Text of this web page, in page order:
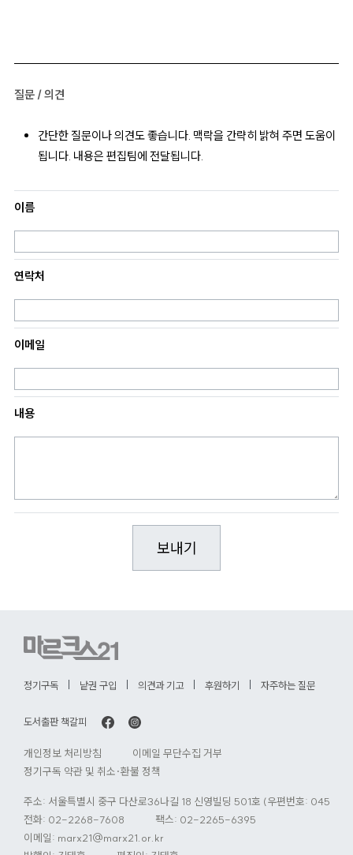
질문 / 의견
간단한 질문이나 의견도 좋습니다. 맥락을 간략히 밝혀 주면 도움이
됩니다. 내용은 편집팀에 전달됩니다.
이름
연락처
이메일
내용
정기구독 낱권 구입 의견과 기고 후원하기 자주하는 질문
도서출판 책갈피
개인정보 처리방침
이메일 무단수집 거부
정기구독 약관 및 취소·환불 정책
주소: 서울특별시 중구 다산로36나길 18 신영빌딩 501호 (우편번호: 04584)
전화: 02-2268-7608
팩스: 02-2265-6395
이메일: marx21@marx21.or.kr